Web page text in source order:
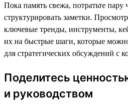
Пока память свежа, потратьте пару
структурировать заметки.
ключевые тренды, инструменты,
их на быстрые шаги, которые
для стратегических обсуждений с
Поделитесь
и руководством